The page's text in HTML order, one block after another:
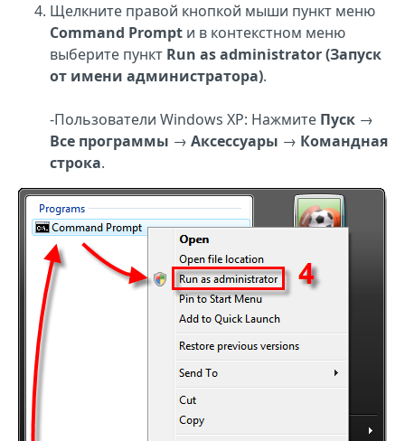
Щелкните правой кнопкой мыши пункт меню
Command Prompt и в контекстном меню
выберите пункт Run as administrator (Запуск
от имени администратора).
-Пользователи Windows XP: Нажмите Пуск →
Все программы → Аксессуары → Командная
строка.